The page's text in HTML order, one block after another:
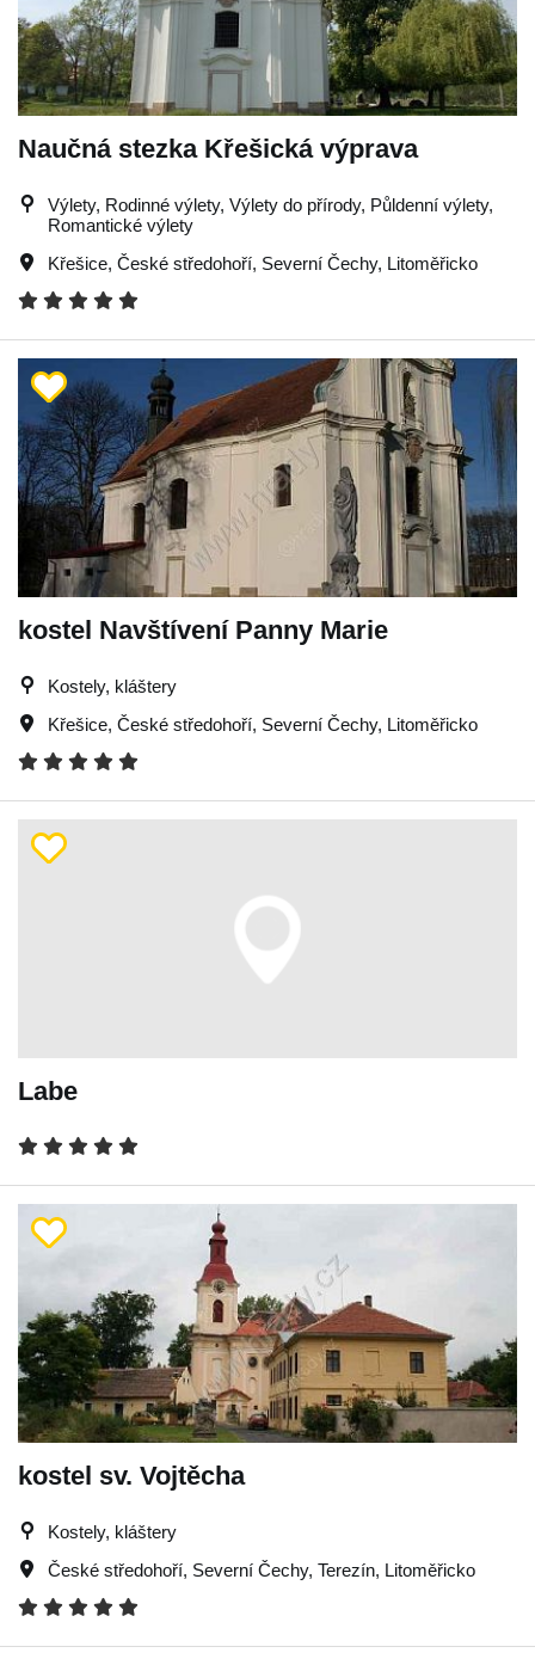
Naučná stezka Křešická výprava
Výlety, Rodinné výlety, Výlety do přírody, Půldenní výlety,
Romantické výlety
Křešice, České středohoří, Severní Čechy, Litoměřicko
kostel Navštívení Panny Marie
Kostely, kláštery
Křešice, České středohoří, Severní Čechy, Litoměřicko
Labe
kostel sv. Vojtěcha
Kostely, kláštery
České středohoří, Severní Čechy, Terezín, Litoměřicko